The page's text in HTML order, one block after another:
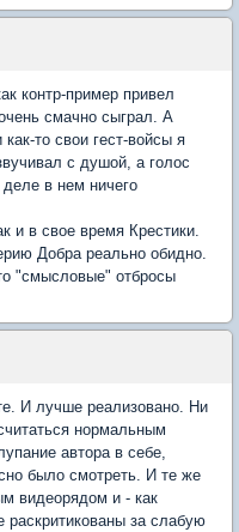
контр-пример привел
смачно сыграл. А
то свои гест-войсы я
с душой, а голос
в нем ничего
и в свое время Крестики.
Добра реально обидно.
"смысловые" отбросы
И лучше реализовано. Ни
нормальным
автора в себе,
было смотреть. И те же
видеорядом и - как
раскритикованы за слабую